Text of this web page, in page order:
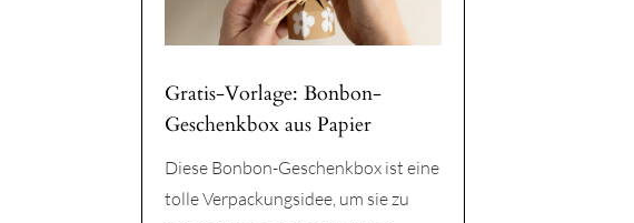
Gratis-Vorlage: Bonbon-
Geschenkbox aus Papier
Diese Bonbon-Geschenkbox ist eine
tolle Verpackungsidee, um sie zu